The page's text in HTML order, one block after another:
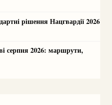
рішення Нацгвардії 2026
серпня 2026: маршрути,